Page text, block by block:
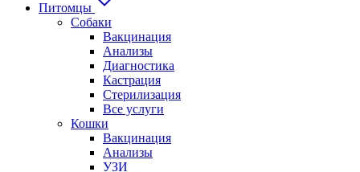
Питомцы
Собаки
Вакцинация
Анализы
Диагностика
Кастрация
Стерилизация
Все услуги
Кошки
Вакцинация
Анализы
УЗИ